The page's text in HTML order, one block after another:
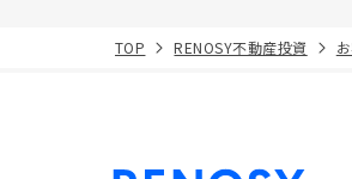
TOP RENOSY不動産投資